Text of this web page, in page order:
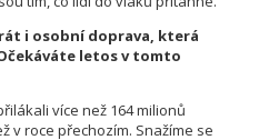
i osobní doprava, která
letos v tomto
více než 164 milionů
v roce přechozím. Snažíme se